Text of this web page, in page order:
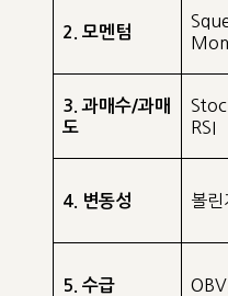
2. 모멘텀
3. 과매수/과매
도
RSI
4. 변동성 볼린
5. 수급